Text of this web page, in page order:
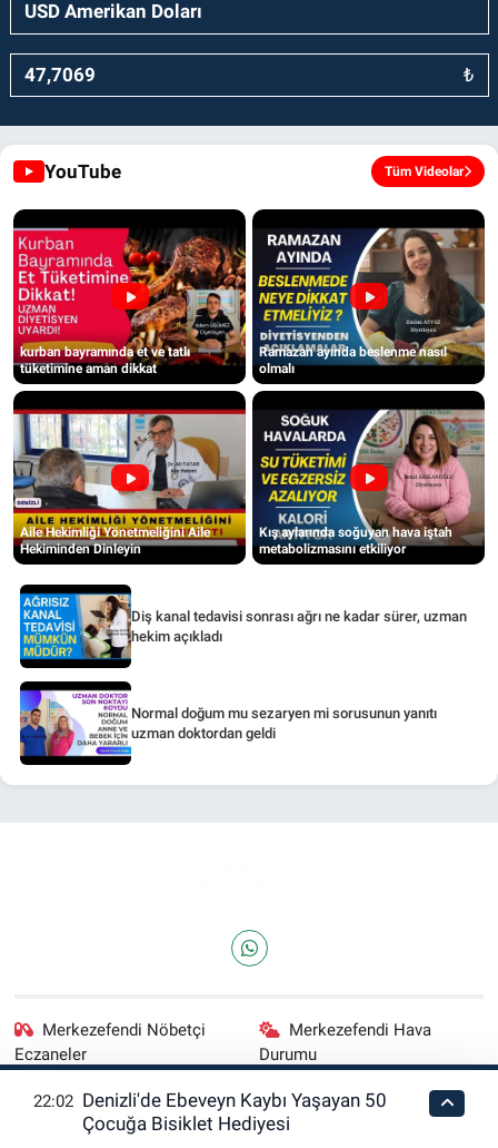
₺
YouTube Tüm Videolar
kurban bayramında et ve tatlı
tüketimine aman dikkat
Ramazan ayında beslenme nasıl
olmalı
Aile Hekimliği Yönetmeliğini Aile
Hekiminden Dinleyin
Kış aylarında soğuyan hava iştah
metabolizmasını etkiliyor
Diş kanal tedavisi sonrası ağrı ne kadar sürer, uzman
hekim açıkladı
Normal doğum mu sezaryen mi sorusunun yanıtı
uzman doktordan geldi
Merkezefendi Nöbetçi
Eczaneler
Merkezefendi Hava
Durumu
Merkezefendi Trafik
Yoğunluk Haritası
Puan Durumu ve Fikstür
22:02 Denizli'de Ebeveyn Kaybı Yaşayan 50
Çocuğa Bisiklet Hediyesi